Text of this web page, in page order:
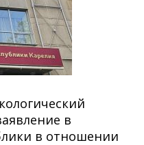
в
в отношении